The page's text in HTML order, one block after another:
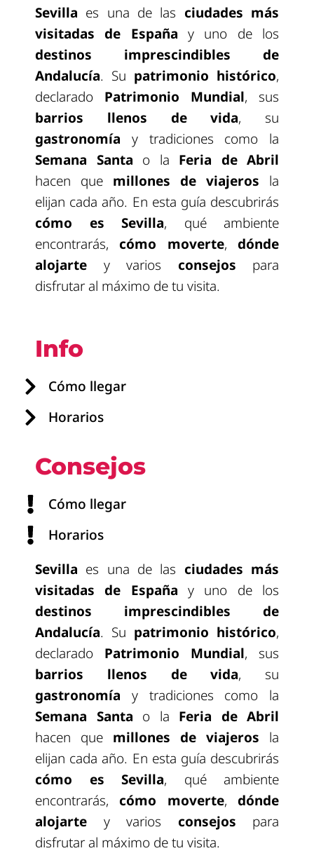
Sevilla es una de las ciudades más
visitadas de España y uno de los
destinos imprescindibles de
Andalucía. Su patrimonio histórico,
declarado Patrimonio Mundial, sus
barrios llenos de vida, su
gastronomía y tradiciones como la
Semana Santa o la Feria de Abril
hacen que millones de viajeros la
elijan cada año. En esta guía descubrirás
cómo es Sevilla, qué ambiente
encontrarás, cómo moverte, dónde
alojarte y varios consejos para
disfrutar al máximo de tu visita.
Info
Cómo llegar
Horarios
Consejos
Cómo llegar
Horarios
Sevilla es una de las ciudades más
visitadas de España y uno de los
destinos imprescindibles de
Andalucía. Su patrimonio histórico,
declarado Patrimonio Mundial, sus
barrios llenos de vida, su
gastronomía y tradiciones como la
Semana Santa o la Feria de Abril
hacen que millones de viajeros la
elijan cada año. En esta guía descubrirás
cómo es Sevilla, qué ambiente
encontrarás, cómo moverte, dónde
alojarte y varios consejos para
disfrutar al máximo de tu visita.